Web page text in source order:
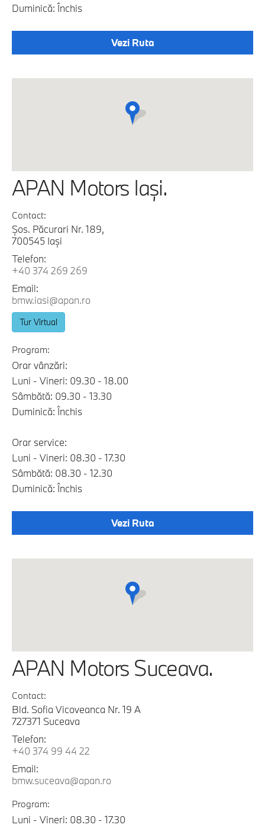
Duminică: Închis
Vezi Ruta
APAN Motors Iaşi.
Contact:
Şos. Păcurari Nr. 189,
700545 Iaşi
Telefon:
+40 374 269 269
Email:
bmw.iasi@apan.ro
Tur Virtual
Program:
Orar vânzări:
Luni - Vineri: 09.30 - 18.00
Sâmbătă: 09.30 - 13.30
Duminică: Închis
Orar service:
Luni - Vineri: 08.30 - 17.30
Sâmbătă: 08.30 - 12.30
Duminică: Închis
Vezi Ruta
APAN Motors Suceava.
Contact:
Bld. Sofia Vicoveanca Nr. 19 A
727371 Suceava
Telefon:
+40 374 99 44 22
Email:
bmw.suceava@apan.ro
Program:
Luni - Vineri: 08.30 - 17.30